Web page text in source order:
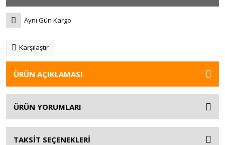
Aynı Gün Kargo
Karşılaştır
ÜRÜN AÇIKLAMASI
ÜRÜN YORUMLARI
TAKSİT SEÇENEKLERİ